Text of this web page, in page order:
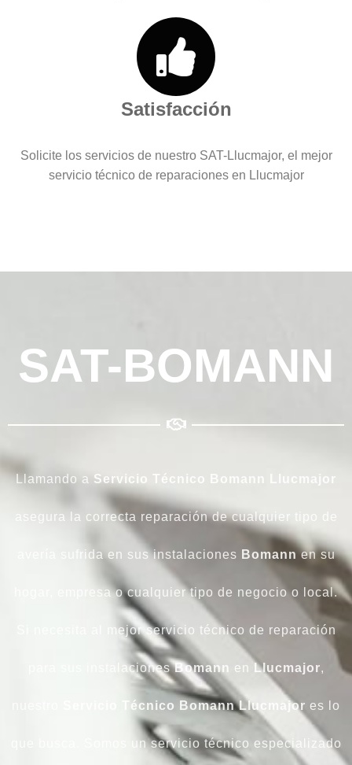
Satisfacción
Solicite los servicios de nuestro SAT-Llucmajor, el mejor
servicio técnico de reparaciones en Llucmajor
SAT-BOMANN
Llamando a Servicio Técnico Bomann Llucmajor
asegura la correcta reparación de cualquier tipo de
avería sufrida en sus instalaciones Bomann en su
hogar, empresa o cualquier tipo de negocio o local.
Si necesita al mejor servicio técnico de reparación
para sus instalacionesBomann en Llucmajor,
Servicio Técnico Bomann Llucmajor es lo
que busca. Somos un servicio técnico especializado